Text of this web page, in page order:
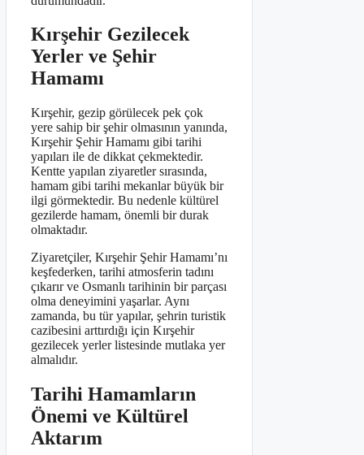
Kırşehir Gezilecek
Yerler ve Şehir
Hamamı
Kırşehir, gezip görülecek pek çok
yere sahip bir şehir olmasının yanında,
Kırşehir Şehir Hamamı gibi tarihi
yapıları ile de dikkat çekmektedir.
Kentte yapılan ziyaretler sırasında,
hamam gibi tarihi mekanlar büyük bir
ilgi görmektedir. Bu nedenle kültürel
gezilerde hamam, önemli bir durak
olmaktadır.
Ziyaretçiler, Kırşehir Şehir Hamamı’nı
keşfederken, tarihi atmosferin tadını
çıkarır ve Osmanlı tarihinin bir parçası
olma deneyimini yaşarlar. Aynı
zamanda, bu tür yapılar, şehrin turistik
cazibesini arttırdığı için Kırşehir
gezilecek yerler listesinde mutlaka yer
almalıdır.
Tarihi Hamamların
Önemi ve Kültürel
Aktarım